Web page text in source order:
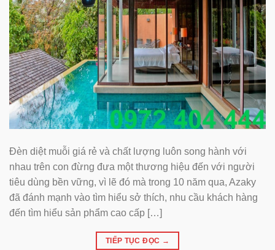
Đèn diệt muỗi giá rẻ và chất lượng luôn song hành với
nhau trên con đừng đưa một thương hiệu đến với người
tiêu dùng bền vững, vì lẽ đó mà trong 10 năm qua, Azaky
đã đánh mạnh vào tìm hiểu sở thích, nhu cầu khách hàng
đến tìm hiểu sản phẩm cao cấp […]
TIẾP TỤC ĐỌC →